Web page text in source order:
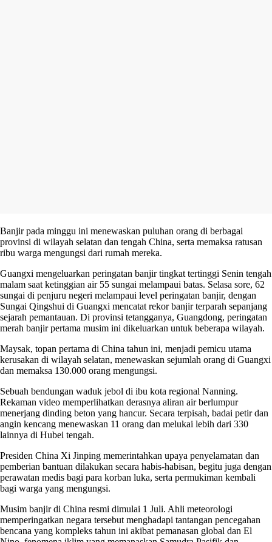
Banjir pada minggu ini menewaskan puluhan orang di berbagai
provinsi di wilayah selatan dan tengah China, serta memaksa ratusan
ribu warga mengungsi dari rumah mereka.
Guangxi mengeluarkan peringatan banjir tingkat tertinggi Senin tengah
malam saat ketinggian air 55 sungai melampaui batas. Selasa sore, 62
sungai di penjuru negeri melampaui level peringatan banjir, dengan
Sungai Qingshui di Guangxi mencatat rekor banjir terparah sepanjang
sejarah pemantauan. Di provinsi tetangganya, Guangdong, peringatan
merah banjir pertama musim ini dikeluarkan untuk beberapa wilayah.
Maysak, topan pertama di China tahun ini, menjadi pemicu utama
kerusakan di wilayah selatan, menewaskan sejumlah orang di Guangxi
dan memaksa 130.000 orang mengungsi.
Sebuah bendungan waduk jebol di ibu kota regional Nanning.
Rekaman video memperlihatkan derasnya aliran air berlumpur
menerjang dinding beton yang hancur. Secara terpisah, badai petir dan
angin kencang menewaskan 11 orang dan melukai lebih dari 330
lainnya di Hubei tengah.
Presiden China Xi Jinping memerintahkan upaya penyelamatan dan
pemberian bantuan dilakukan secara habis-habisan, begitu juga dengan
perawatan medis bagi para korban luka, serta permukiman kembali
bagi warga yang mengungsi.
Musim banjir di China resmi dimulai 1 Juli. Ahli meteorologi
memperingatkan negara tersebut menghadapi tantangan pencegahan
bencana yang kompleks tahun ini akibat pemanasan global dan El